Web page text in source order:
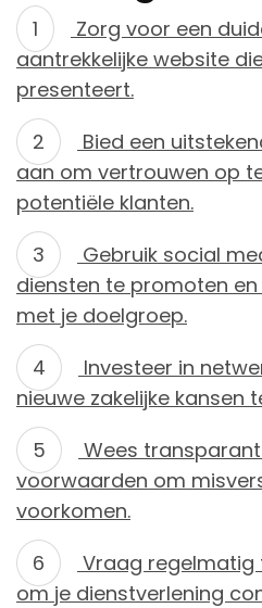
Zorg voor een
aantrekkelijke website
presenteert.
Bied een
aan om vertrouwen op
potentiële klanten.
Gebruik social
diensten te promoten
met je doelgroep.
Investeer in
nieuwe zakelijke kansen
Wees
voorwaarden om
voorkomen.
Vraag regelmatig
om je dienstverlening